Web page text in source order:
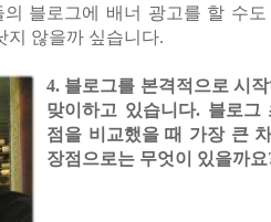
의 블로그에 배너 광고를 할 수
지 않을까 싶습니다.
4. 블로그를 본격적으로 시
맞이하고 있습니다. 블로그
점을 비교했을 때 가장 큰
장점으로는 무엇이 있을까요